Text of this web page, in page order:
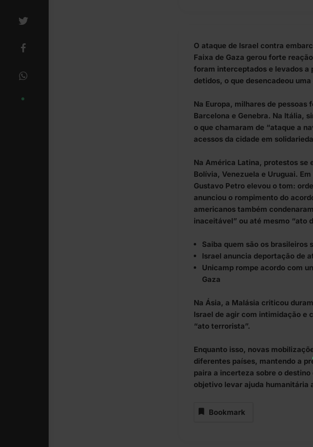
O ataque de Israel contra
Faixa de Gaza gerou forte
foram interceptados e levados a
detidos, o que desencadeou
Na Europa, milhares de pessoas
Barcelona e Genebra. Na Itália,
o que chamaram de “ataque a
acessos da cidade em
Na América Latina, protestos se
Bolívia, Venezuela e Uruguai.
Gustavo Petro elevou o tom:
anunciou o rompimento do
americanos também
inaceitável” ou até mesmo “ato
Saiba quem são os brasileiros
Israel anuncia deportação de
Unicamp rompe acordo com
Gaza
Na Ásia, a Malásia criticou
Israel de agir com intimidação e
“ato terrorista”.
Enquanto isso, novas
diferentes países, mantendo a
paira a incerteza sobre o
objetivo levar ajuda humanitária
Bookmark